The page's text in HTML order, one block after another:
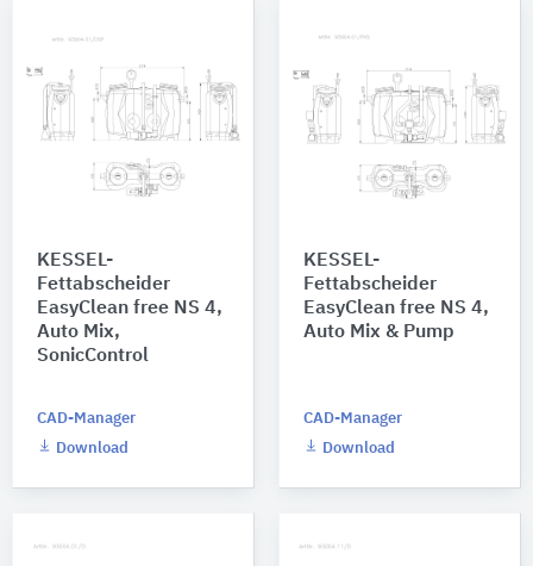
KESSEL-
Fettabscheider
EasyClean free NS 4,
Auto Mix,
SonicControl
CAD-Manager
Download
KESSEL-
Fettabscheider
EasyClean free NS 4,
Auto Mix & Pump
CAD-Manager
Download